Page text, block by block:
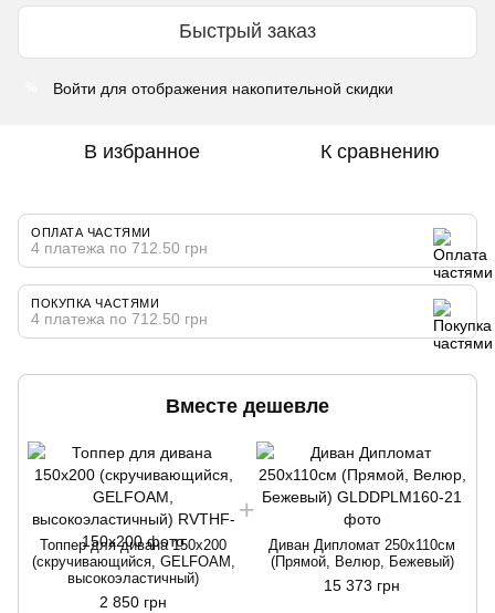
Быстрый заказ
Войти для отображения накопительной скидки
В избранное К сравнению
ОПЛАТА ЧАСТЯМИ
4 платежа по 712.50 грн
ПОКУПКА ЧАСТЯМИ
4 платежа по 712.50 грн
Вместе дешевле
Топпер для дивана 150x200
(скручивающийся, GELFOAM,
высокоэластичный)
2 850 грн
Диван Дипломат 250х110см
(Прямой, Велюр, Бежевый)
15 373 грн